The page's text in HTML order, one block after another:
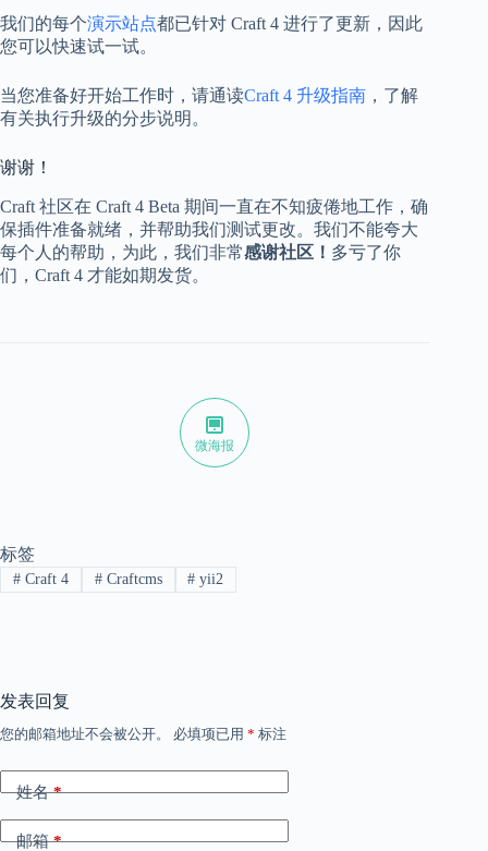
我们的每个演示站点都已针对 Craft 4 进行了更新，因此
您可以快速试一试。
当您准备好开始工作时，请通读Craft 4 升级指南 ，了解
有关执行升级的分步说明。
谢谢！
Craft 社区在 Craft 4 Beta 期间一直在不知疲倦地工作，确
保插件准备就绪，并帮助我们测试更改。我们不能夸大
每个人的帮助，为此，我们非常感谢社区！ 多亏了你
们，Craft 4 才能如期发货。
微海报
标签
#Craft 4 #Craftcms # yii2
发表回复
您的邮箱地址不会被公开。 必填项已用 * 标注
姓名*
邮箱*